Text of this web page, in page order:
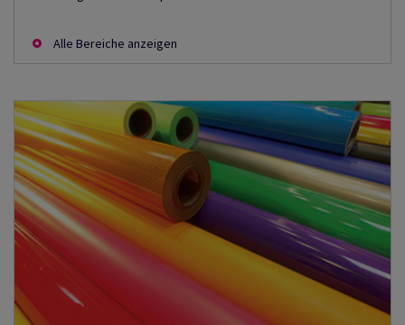
Alle Bereiche anzeigen